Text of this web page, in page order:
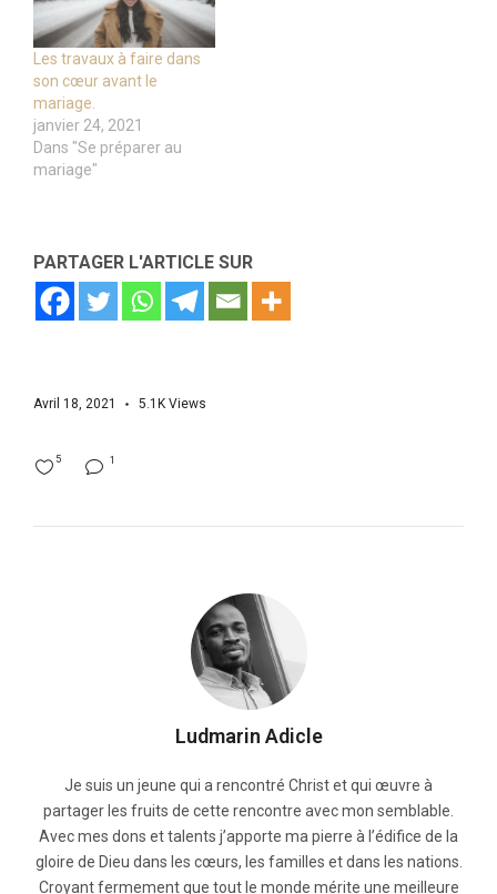
Les travaux à faire dans
son cœur avant le
mariage.
janvier 24, 2021
Dans "Se préparer au
mariage"
PARTAGER L'ARTICLE SUR
Avril 18, 2021 5.1K Views
1
5
Ludmarin Adicle
Je suis un jeune qui a rencontré Christ et qui œuvre à
partager les fruits de cette rencontre avec mon semblable.
Avec mes dons et talents j’apporte ma pierre à l’édifice de la
gloire de Dieu dans les cœurs, les familles et dans les nations.
Croyant fermement que tout le monde mérite une meilleure